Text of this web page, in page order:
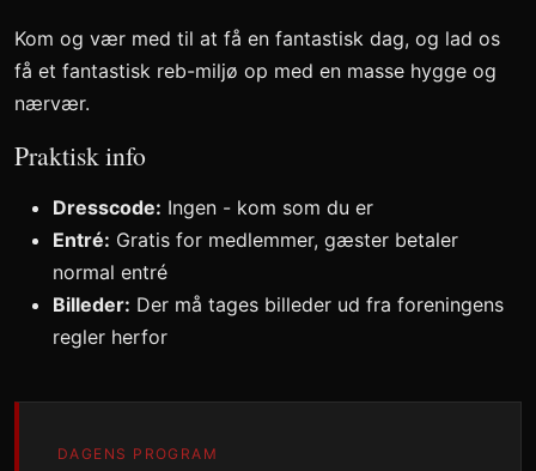
Kom og vær med til at få en fantastisk dag, og lad os
få et fantastisk reb-miljø op med en masse hygge og
nærvær.
Praktisk info
Dresscode: Ingen - kom som du er
Entré: Gratis for medlemmer, gæster betaler
normal entré
Billeder: Der må tages billeder ud fra foreningens
regler herfor
DAGENS PROGRAM